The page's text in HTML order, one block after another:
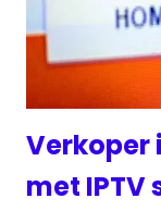
Verkoper
met IPTV